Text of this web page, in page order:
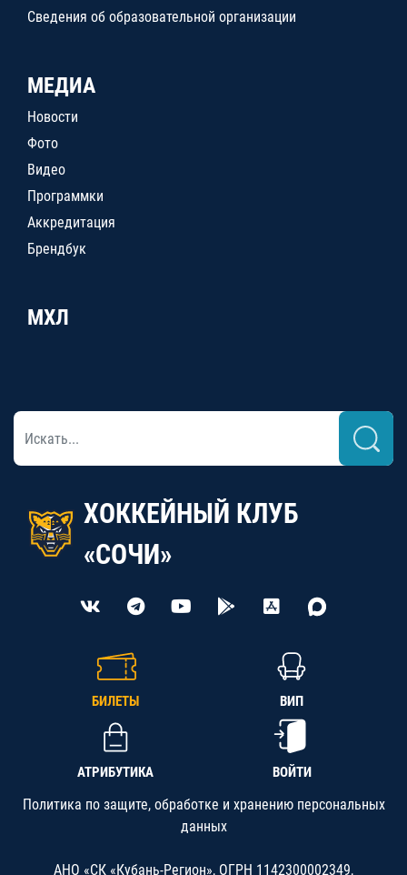
Сведения об образовательной организации
МЕДИА
Новости
Фото
Видео
Программки
Аккредитация
Брендбук
МХЛ
ХОККЕЙНЫЙ КЛУБ
«СОЧИ»
БИЛЕТЫ ВИП
АТРИБУТИКА ВОЙТИ
Политика по защите, обработке и хранению персональных
данных
АНО «СК «Кубань-Регион», ОГРН 1142300002349,